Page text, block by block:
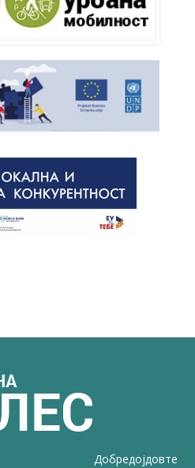
Добредојдовте